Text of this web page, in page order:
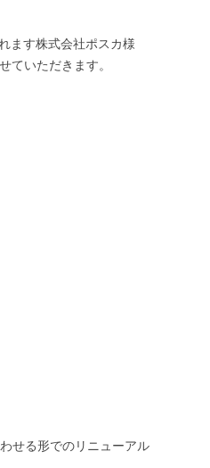
ます株式会社ポスカ様
ていただきます。
せる形でのリニューアル